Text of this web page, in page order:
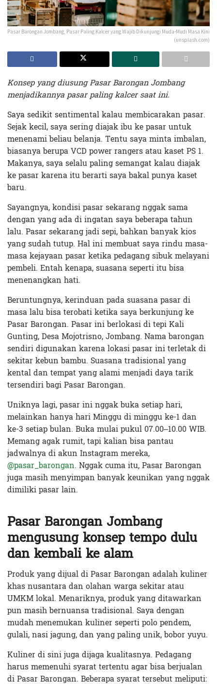
Pasar Barongan Jombang, Pasar Paling Kalcer yang Wajib Dikunjungi Muda-Mudi Masa Kini
(unsplash.com)
Konsep yang diusung Pasar Barongan Jombang
menjadikannya pasar paling kalcer saat ini.
Saya sedikit sentimental kalau membicarakan pasar.
Sejak kecil, saya sering diajak ibu ke pasar untuk
menenami beliau belanja. Tentu saya minta imbalan,
biasanya berupa VCD power rangers atau kaset PS 1.
Makanya, saya selalu paling semangat kalau diajak
ke pasar karena itu berarti saya bakal punya kaset
baru.
Sayangnya, kondisi pasar sekarang nggak sama
dengan yang ada di ingatan saya beberapa tahun
lalu. Pasar sekarang jadi sepi, bahkan banyak kios
yang sudah tutup. Hal ini membuat saya rindu masa-
masa kejayaan pasar ketika pedagang sibuk melayani
pembeli. Entah kenapa, suasana seperti itu bisa
menenangkan hati.
Beruntungnya, kerinduan pada suasana pasar di
masa lalu bisa terobati ketika saya berkunjung ke
Pasar Barongan. Pasar ini berlokasi di tepi Kali
Gunting, Desa Mojotrisno, Jombang. Nama barongan
sendiri digunakan karena lokasi pasar ini terletak di
sekitar kebun bambu. Suasana tradisional yang
kental dan tempat yang alami menjadi daya tarik
tersendiri bagi Pasar Barongan.
Uniknya lagi, pasar ini nggak buka setiap hari,
melainkan hanya hari Minggu di minggu ke-1 dan
ke-3 setiap bulan. Buka mulai pukul 07.00–10.00 WIB.
Memang agak rumit, tapi kalian bisa pantau
jadwalnya di akun Instagram mereka,
@pasar_barongan. Nggak cuma itu, Pasar Barongan
juga masih menyimpan banyak keunikan yang nggak
dimiliki pasar lain.
Pasar Barongan Jombang
mengusung konsep tempo dulu
dan kembali ke alam
Produk yang dijual di Pasar Barongan adalah kuliner
khas nusantara dan olahan warga sekitar atau
UMKM lokal. Menariknya, produk yang ditawarkan
pun masih bernuansa tradisional. Saya dengan
mudah menemukan kuliner seperti polo pendem,
gulali, nasi jagung, dan yang paling unik, bobor yuyu.
Kuliner di sini juga dijaga kualitasnya. Pedagang
harus memenuhi syarat tertentu agar bisa berjualan
di Pasar Barongan. Beberapa syarat tersebut meliputi: